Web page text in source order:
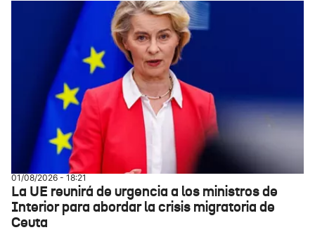
01/08/2026 - 18:21
La UE reunirá de urgencia a los ministros de
Interior para abordar la crisis migratoria de
Ceuta